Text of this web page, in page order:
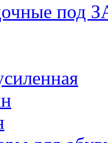
под